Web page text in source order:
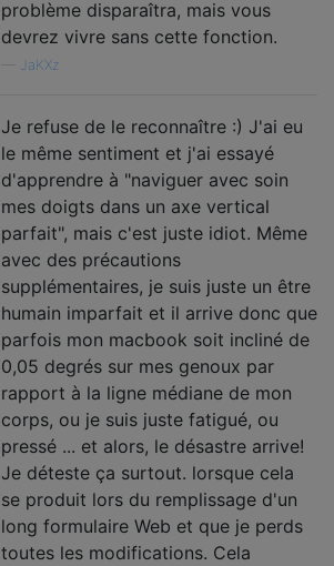
problème disparaîtra, mais vous
devrez vivre sans cette fonction.
JaKXz
Je refuse de le reconnaître :) J'ai eu
le même sentiment et j'ai essayé
d'apprendre à "naviguer avec soin
mes doigts dans un axe vertical
parfait", mais c'est juste idiot. Même
avec des précautions
supplémentaires, je suis juste un être
humain imparfait et il arrive donc que
parfois mon macbook soit incliné de
0,05 degrés sur mes genoux par
rapport à la ligne médiane de mon
corps, ou je suis juste fatigué, ou
pressé ... et alors, le désastre arrive!
Je déteste ça surtout. lorsque cela
se produit lors du remplissage d'un
long formulaire Web et que je perds
toutes les modifications. Cela